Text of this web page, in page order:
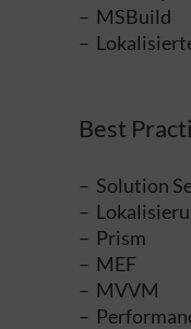
– MSBuild
–
Best
– Solution
–
– Prism
– MEF
– MVVM
–